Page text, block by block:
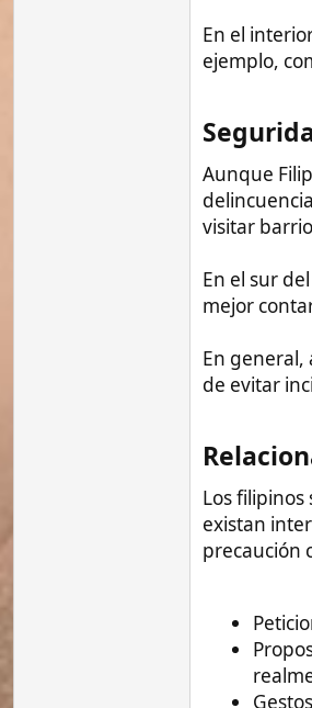
existan
precaución con:
realmente
Gestos
cambio.
Estafas
Con paciencia
entre culturas.
emprendedor.
Tienda de
Panadería
Agencia
Comprar
El desafío